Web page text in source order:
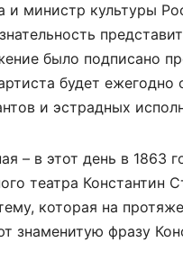
министр культуры
было подписано
будет
и эстрадных
– в этот день в 1863
театра
которая на
знаменитую фразу